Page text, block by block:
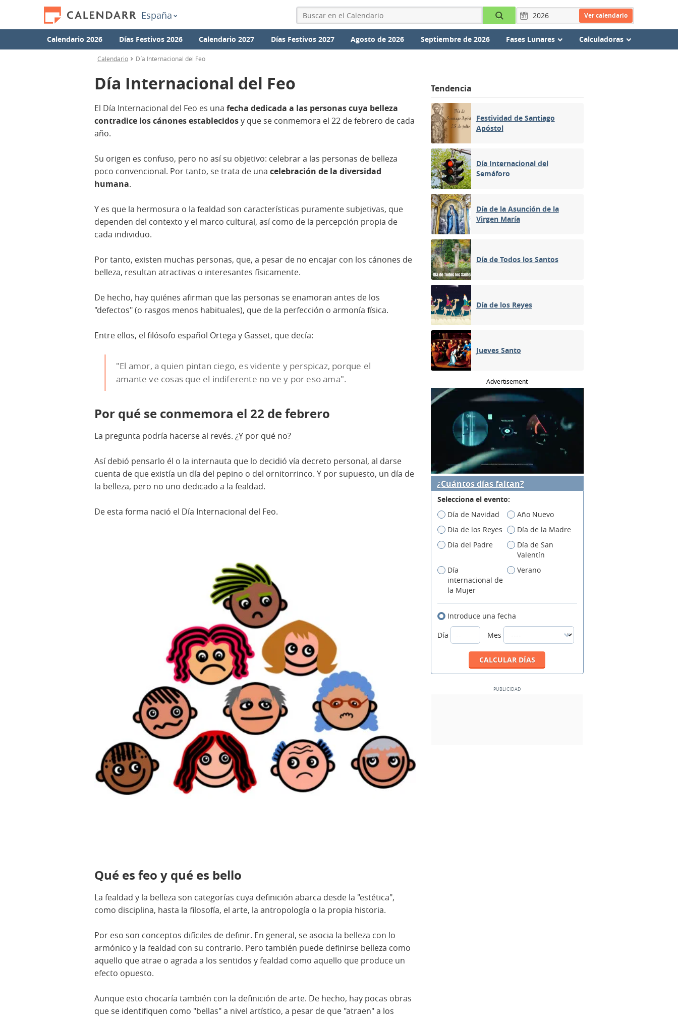
España Ver calendario
Calendario 2026 Días Festivos 2026 Calendario 2027 Días Festivos 2027 Agosto de 2026 Septiembre de 2026 Fases Lunares Calculadoras
Calendario Día Internacional del Feo
Día Internacional del Feo
El Día Internacional del Feo es una fecha dedicada a las personas cuya belleza
contradice los cánones establecidosy que se conmemora el 22 de febrero de cada
año.
Su origen es confuso, pero no así su objetivo: celebrar a las personas de belleza
poco convencional. Por tanto, se trata de una celebración de la diversidad
humana.
Y es que la hermosura o la fealdad son características puramente subjetivas, que
dependen del contexto y el marco cultural, así como de la percepción propia de
cada individuo.
Por tanto, existen muchas personas, que, a pesar de no encajar con los cánones de
belleza, resultan atractivas o interesantes físicamente.
De hecho, hay quiénes afirman que las personas se enamoran antes de los
"defectos" (o rasgos menos habituales), que de la perfección o armonía física.
Entre ellos, el filósofo español Ortega y Gasset, que decía:
"El amor, a quien pintan ciego, es vidente y perspicaz, porque el
amante ve cosas que el indiferente no ve y por eso ama".
Por qué se conmemora el 22 de febrero
La pregunta podría hacerse al revés. ¿Y por qué no?
Así debió pensarlo él o la internauta que lo decidió vía decreto personal, al darse
cuenta de que existía un día del pepino o del ornitorrinco. Y por supuesto, un día de
la belleza, pero no uno dedicado a la fealdad.
De esta forma nació el Día Internacional del Feo.
Qué es feo y qué es bello
La fealdad y la belleza son categorías cuya definición abarca desde la "estética",
como disciplina, hasta la filosofía, el arte, la antropología o la propia historia.
Por eso son conceptos difíciles de definir. En general, se asocia la belleza con lo
armónico y la fealdad con su contrario. Pero también puede definirse belleza como
aquello que atrae o agrada a los sentidos y fealdad como aquello que produce un
efecto opuesto.
Aunque esto chocaría también con la definición de arte. De hecho, hay pocas obras
que se identifiquen como "bellas" a nivel artístico, a pesar de que "atraen" a los
Tendencia
Festividad de Santiago
Apóstol
Día Internacional del
Semáforo
Día de la Asunción de la
Virgen María
Día de Todos los Santos
Día de los Reyes
Jueves Santo
Advertisement
¿Cuántos días faltan?
Selecciona el evento:
Día de Navidad
Año Nuevo
Dia de los Reyes
Día de la Madre
Día del Padre
Día de San
Valentín
Día
internacional de
la Mujer
Verano
Introduce una fecha
Día
Mes